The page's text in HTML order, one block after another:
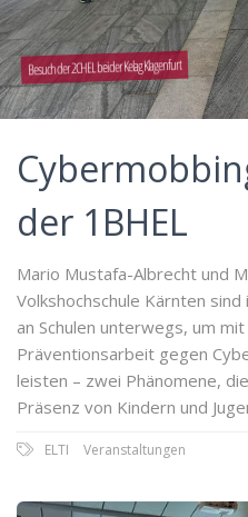
Besuch der 2CHEL bei der Kelag Klagenfurt
der 1BHEL
Mario Mustafa-Albrecht und
Volkshochschule Kärnten
an Schulen unterwegs, um
Präventionsarbeit gegen
leisten – zwei Phänomene,
Präsenz von Kindern und
ELTI Veranstaltungen